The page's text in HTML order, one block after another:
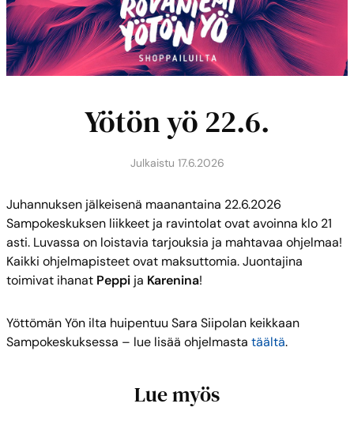
Yötön yö 22.6.
Julkaistu 17.6.2026
Juhannuksen jälkeisenä maanantaina 22.6.2026
Sampokeskuksen liikkeet ja ravintolat ovat avoinna klo 21
asti. Luvassa on loistavia tarjouksia ja mahtavaa ohjelmaa!
Kaikki ohjelmapisteet ovat maksuttomia. Juontajina
toimivat ihanat Peppi ja Karenina!
Yöttömän Yön ilta huipentuu Sara Siipolan keikkaan
Sampokeskuksessa – lue lisää ohjelmasta täältä.
Lue myös